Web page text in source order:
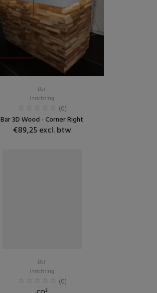
Bar
Inrichting
(0)
Bar 3D Wood - Corner Right
€89,25 excl. btw
Bar
Inrichting
(0)